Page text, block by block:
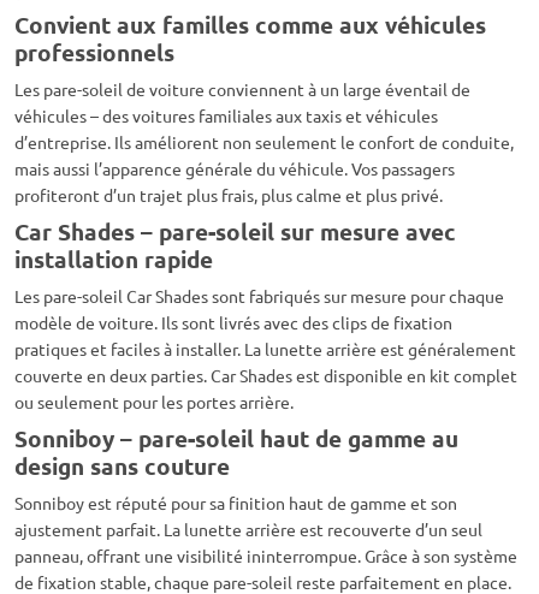
Convient aux familles comme aux véhicules
professionnels
Les pare-soleil de voiture conviennent à un large éventail de
véhicules – des voitures familiales aux taxis et véhicules
d’entreprise. Ils améliorent non seulement le confort de conduite,
mais aussi l’apparence générale du véhicule. Vos passagers
profiteront d’un trajet plus frais, plus calme et plus privé.
Car Shades – pare-soleil sur mesure avec
installation rapide
Les pare-soleil Car Shades sont fabriqués sur mesure pour chaque
modèle de voiture. Ils sont livrés avec des clips de fixation
pratiques et faciles à installer. La lunette arrière est généralement
couverte en deux parties. Car Shades est disponible en kit complet
ou seulement pour les portes arrière.
Sonniboy – pare-soleil haut de gamme au
design sans couture
Sonniboy est réputé pour sa finition haut de gamme et son
ajustement parfait. La lunette arrière est recouverte d’un seul
panneau, offrant une visibilité ininterrompue. Grâce à son système
de fixation stable, chaque pare-soleil reste parfaitement en place.